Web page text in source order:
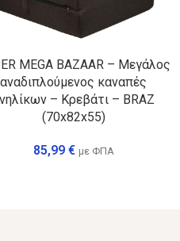
MEGA BAZAAR – Μεγάλος
αναδιπλούμενος καναπές
– Κρεβάτι – BRAZ
(70x82x55)
85,99 € με ΦΠΑ